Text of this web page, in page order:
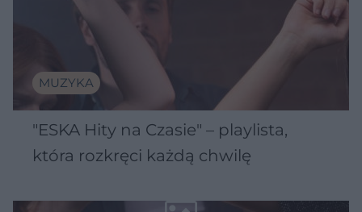
MUZYKA
"ESKA Hity na Czasie" – playlista,
która rozkręci każdą chwilę